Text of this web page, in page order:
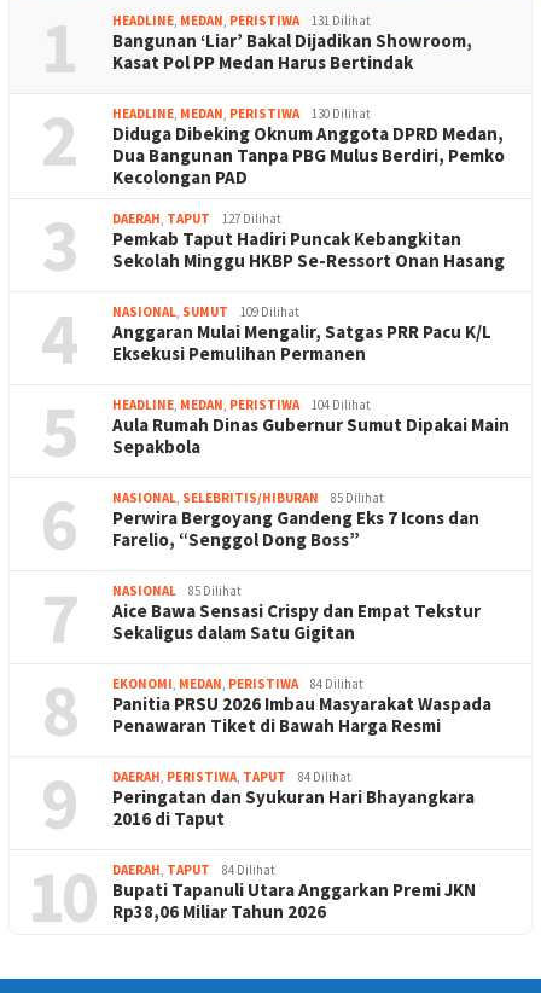
1 HEADLINE, MEDAN, PERISTIWA 131 Dilihat
Bangunan ‘Liar’ Bakal Dijadikan Showroom,
Kasat Pol PP Medan Harus Bertindak
2 HEADLINE, MEDAN, PERISTIWA 130 Dilihat
Diduga Dibeking Oknum Anggota DPRD Medan,
Dua Bangunan Tanpa PBG Mulus Berdiri, Pemko
Kecolongan PAD
3 DAERAH, TAPUT 127 Dilihat
Pemkab Taput Hadiri Puncak Kebangkitan
Sekolah Minggu HKBP Se-Ressort Onan Hasang
4 NASIONAL, SUMUT 109 Dilihat
Anggaran Mulai Mengalir, Satgas PRR Pacu K/L
Eksekusi Pemulihan Permanen
5 HEADLINE, MEDAN, PERISTIWA 104 Dilihat
Aula Rumah Dinas Gubernur Sumut Dipakai Main
Sepakbola
6 NASIONAL, SELEBRITIS/HIBURAN 85 Dilihat
Perwira Bergoyang Gandeng Eks 7 Icons dan
Farelio, “Senggol Dong Boss”
7 NASIONAL 85 Dilihat
Aice Bawa Sensasi Crispy dan Empat Tekstur
Sekaligus dalam Satu Gigitan
8 EKONOMI, MEDAN, PERISTIWA 84 Dilihat
Panitia PRSU 2026 Imbau Masyarakat Waspada
Penawaran Tiket di Bawah Harga Resmi
9 DAERAH, PERISTIWA, TAPUT 84 Dilihat
Peringatan dan Syukuran Hari Bhayangkara
2016 di Taput
10 DAERAH, TAPUT 84 Dilihat
Bupati Tapanuli Utara Anggarkan Premi JKN
Rp38,06 Miliar Tahun 2026